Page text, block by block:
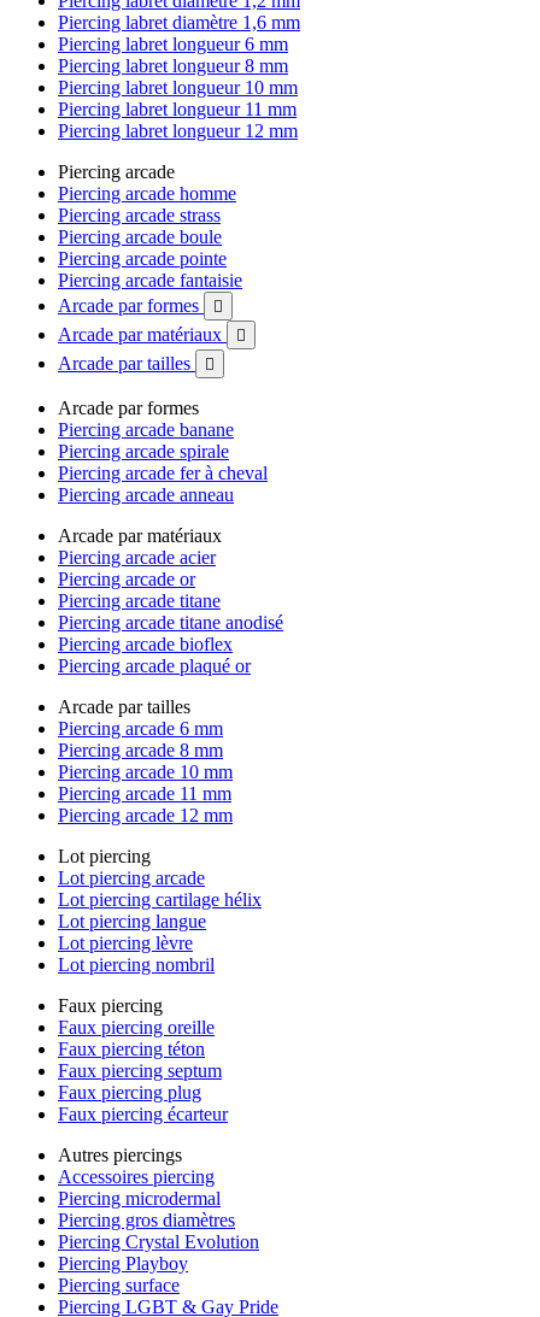
Piercing labret diamètre 1,6 mm
Piercing labret longueur 6 mm
Piercing labret longueur 8 mm
Piercing labret longueur 10 mm
Piercing labret longueur 11 mm
Piercing labret longueur 12 mm
Piercing arcade
Piercing arcade homme
Piercing arcade strass
Piercing arcade boule
Piercing arcade pointe
Piercing arcade fantaisie
Arcade par formes

Arcade par matériaux 
Arcade par tailles 
Arcade par formes
Piercing arcade banane
Piercing arcade spirale
Piercing arcade fer à cheval
Piercing arcade anneau
Arcade par matériaux
Piercing arcade acier
Piercing arcade or
Piercing arcade titane
Piercing arcade titane anodisé
Piercing arcade bioflex
Piercing arcade plaqué or
Arcade par tailles
Piercing arcade 6 mm
Piercing arcade 8 mm
Piercing arcade 10 mm
Piercing arcade 11 mm
Piercing arcade 12 mm
Lot piercing
Lot piercing arcade
Lot piercing cartilage hélix
Lot piercing langue
Lot piercing lèvre
Lot piercing nombril
Faux piercing
Faux piercing oreille
Faux piercing téton
Faux piercing septum
Faux piercing plug
Faux piercing écarteur
Autres piercings
Accessoires piercing
Piercing microdermal
Piercing gros diamètres
Piercing Crystal Evolution
Piercing Playboy
Piercing surface
Piercing LGBT & Gay Pride